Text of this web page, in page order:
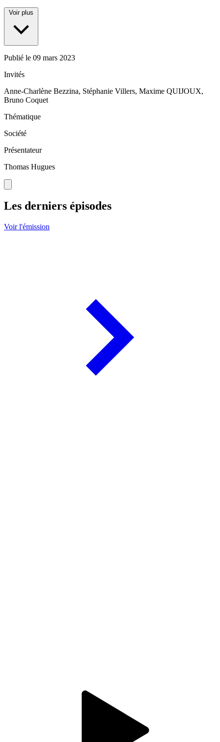
Voir plus
Publié le 09 mars 2023
Invités
Anne-Charlène Bezzina, Stéphanie Villers, Maxime QUIJOUX,
Bruno Coquet
Thématique
Société
Présentateur
Thomas Hugues
Les derniers épisodes
Voir l'émission